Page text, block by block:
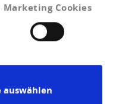
Marketing Cookies
auswählen
contact direct